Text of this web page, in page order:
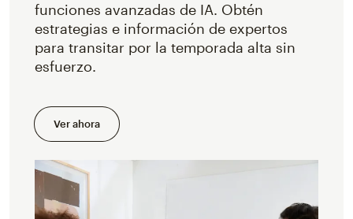
funciones avanzadas de IA. Obtén
estrategias e información de expertos
para transitar por la temporada alta sin
esfuerzo.
Ver ahora